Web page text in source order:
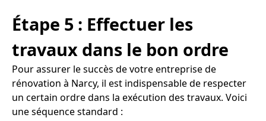
Étape 5 : Effectuer les
travaux dans le bon ordre
Pour assurer le succès de votre entreprise de
rénovation à Narcy, il est indispensable de respecter
un certain ordre dans la exécution des travaux. Voici
une séquence standard :